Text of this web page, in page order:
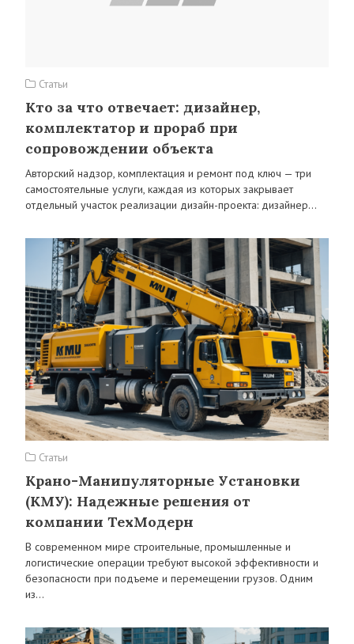
Статьи
Кто за что отвечает: дизайнер,
комплектатор и прораб при
сопровождении объекта
Авторский надзор, комплектация и ремонт под ключ — три
самостоятельные услуги, каждая из которых закрывает
отдельный участок реализации дизайн-проекта: дизайнер…
Статьи
Крано-Манипуляторные Установки
(КМУ): Надежные решения от
компании ТехМодерн
В современном мире строительные, промышленные и
логистические операции требуют высокой эффективности и
безопасности при подъеме и перемещении грузов. Одним
из…